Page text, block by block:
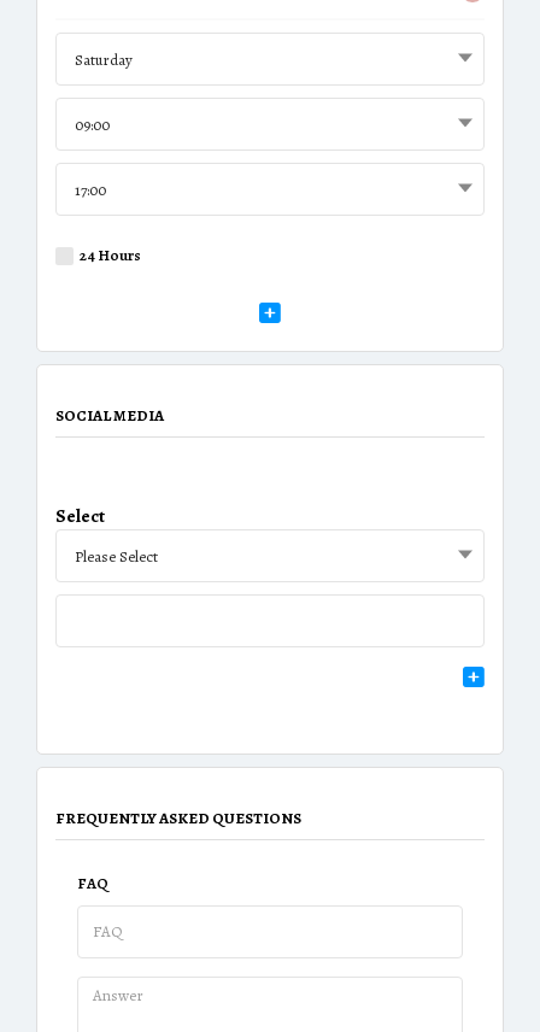
Saturday
09:00
17:00
24 Hours
SOCIAL MEDIA
Select
Please Select
FREQUENTLY ASKED QUESTIONS
FAQ